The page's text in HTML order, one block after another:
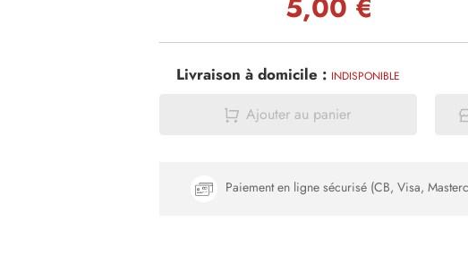
5,00 €
Livraison à domicile : INDISPONIBLE
Ajouter au panier
Paiement en ligne sécurisé (CB, Visa,